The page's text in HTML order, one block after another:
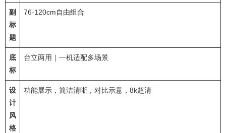
副
标
题
76-120cm自由组合
底
标
台立两用｜一机适配多场景
设
计
风
格
功能展示，简洁清晰，对比示意，8k超清